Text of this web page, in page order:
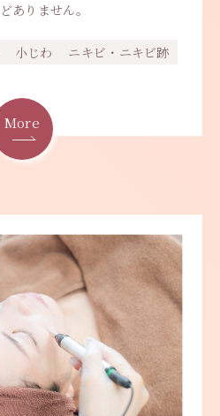
ありません。
小じわ
ニキビ・ニキビ跡
More